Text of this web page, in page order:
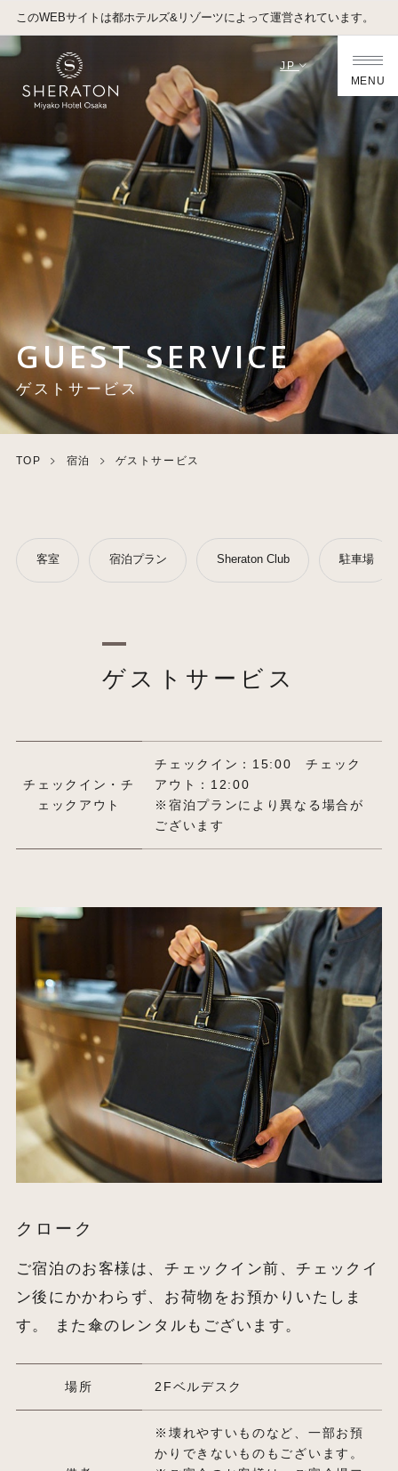
JP
MENU
GUEST SERVICE
ゲストサービス
このWEBサイトは都ホテルズ&リゾーツによって運営されています。
TOP 宿泊 ゲストサービス
客室 宿泊プラン Sheraton Club 駐車場
ゲストサービス
チェックイン・チ
ェックアウト
チェックイン：15:00 チェック
アウト：12:00
※宿泊プランにより異なる場合が
ございます
クローク
ご宿泊のお客様は、チェックイン前、チェックイ
ン後にかかわらず、お荷物をお預かりいたしま
す。 また傘のレンタルもございます。
場所 2Fベルデスク
※壊れやすいものなど、一部お預
かりできないものもございます。